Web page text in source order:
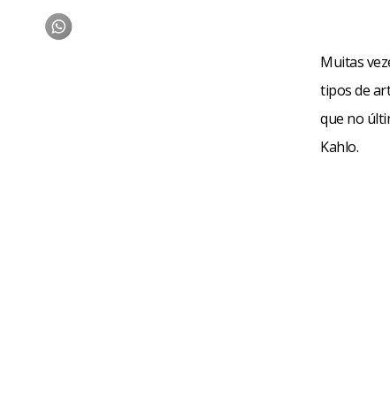
Muitas
tipos de
que no
Kahlo.